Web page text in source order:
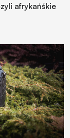
afrykańśkie